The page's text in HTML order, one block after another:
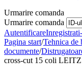
Urmarire comanda
Urmarire comanda
Autentificare
Pagina start/Tehnica de
documente/
cross-cut 15 coli